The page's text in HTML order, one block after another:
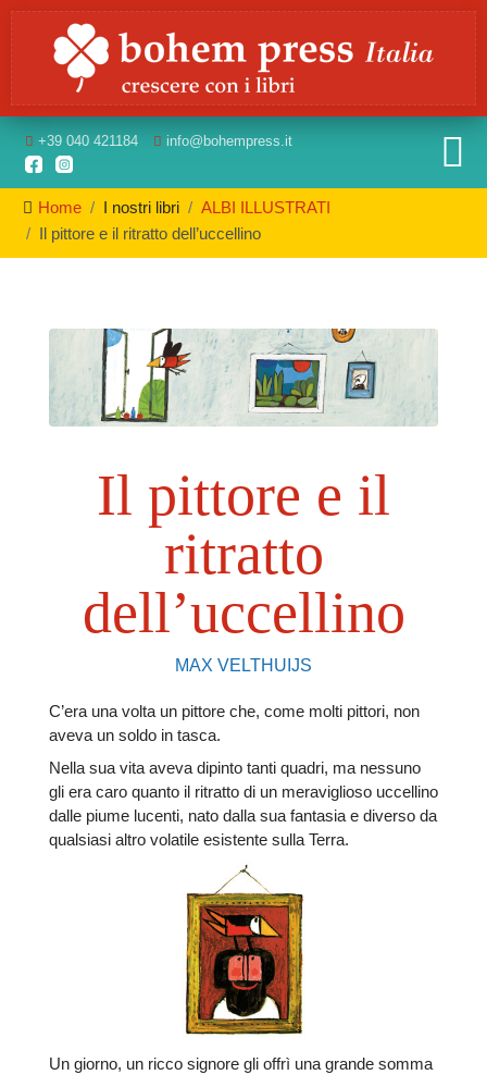
+39 040 421184 info@bohempress.it
Home I nostri libri
ALBI ILLUSTRATI
Il pittore e il ritratto dell’uccellino
Il pittore e il
ritratto
dell’uccellino
MAX VELTHUIJS
C’era una volta un pittore che, come molti pittori, non
aveva un soldo in tasca.
Nella sua vita aveva dipinto tanti quadri, ma nessuno
gli era caro quanto il ritratto di un meraviglioso uccellino
dalle piume lucenti, nato dalla sua fantasia e diverso da
qualsiasi altro volatile esistente sulla Terra.
Un giorno, un ricco signore gli offrì una grande somma